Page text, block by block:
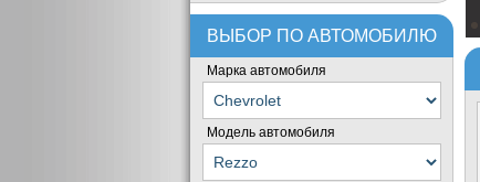
ВЫБОР ПО АВТОМОБИЛЮ
Марка автомобиля
Модель автомобиля